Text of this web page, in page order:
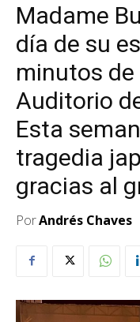
Madame
día de su
minutos
Auditorio
Esta
tragedia
gracias al
PorAndrés Chaves